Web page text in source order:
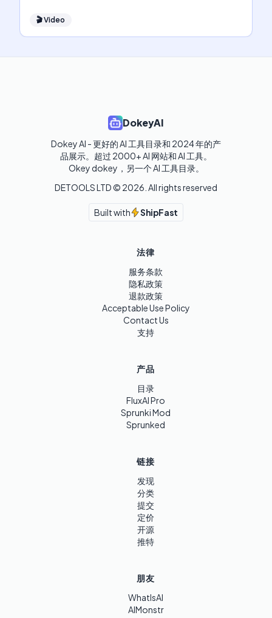
🎬Video
DokeyAI
Dokey AI - 更好的 AI 工具目录和 2024 年的产
品展示。超过 2000+ AI 网站和 AI 工具。
Okey dokey，另一个 AI 工具目录。
DETOOLS LTD © 2026 . All rights reserved
Built with ShipFast
法律
服务条款
隐私政策
退款政策
Acceptable Use Policy
Contact Us
支持
产品
目录
FluxAI Pro
Sprunki Mod
Sprunked
链接
发现
分类
提交
定价
开源
推特
朋友
WhatIsAI
AIMonstr